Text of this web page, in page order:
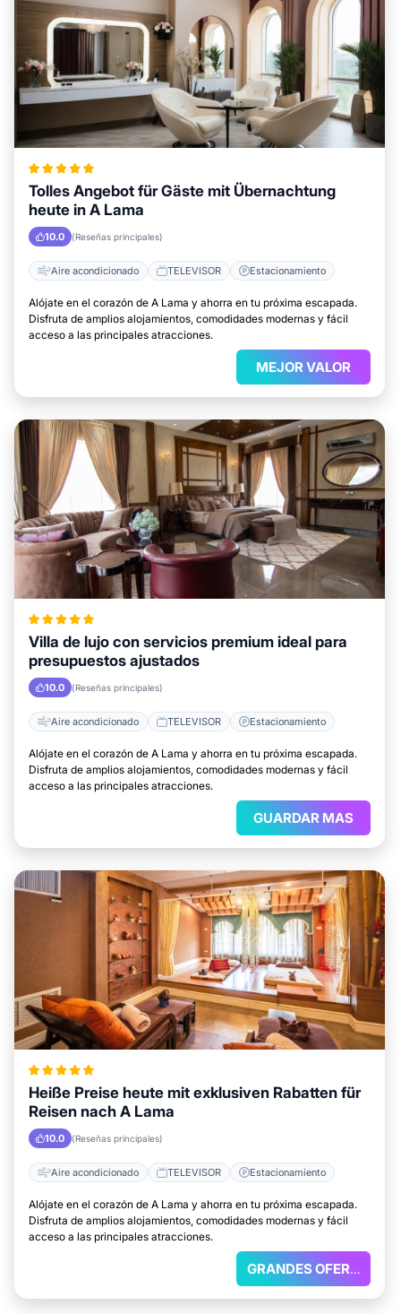
Tolles Angebot für Gäste mit Übernachtung
heute in A Lama
10.0 (Reseñas principales)
Aire acondicionado TELEVISOR Estacionamiento
Alójate en el corazón de A Lama y ahorra en tu próxima escapada.
Disfruta de amplios alojamientos, comodidades modernas y fácil
acceso a las principales atracciones.
MEJOR VALOR
Villa de lujo con servicios premium ideal para
presupuestos ajustados
10.0 (Reseñas principales)
Aire acondicionado TELEVISOR Estacionamiento
Alójate en el corazón de A Lama y ahorra en tu próxima escapada.
Disfruta de amplios alojamientos, comodidades modernas y fácil
acceso a las principales atracciones.
GUARDAR MAS
Heiße Preise heute mit exklusiven Rabatten für
Reisen nach A Lama
10.0 (Reseñas principales)
Aire acondicionado TELEVISOR Estacionamiento
Alójate en el corazón de A Lama y ahorra en tu próxima escapada.
Disfruta de amplios alojamientos, comodidades modernas y fácil
acceso a las principales atracciones.
GRANDES OFERTAS